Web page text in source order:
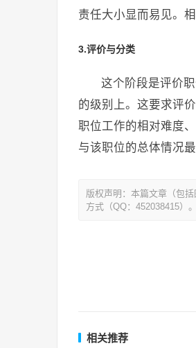
责任大小显而易见。
3.评价与分类
这个阶段是评价
的级别上。这要求评
职位工作的相对难度
与该职位的总体情况
版权声明：本篇文章（包
方式（QQ：452038415）
相关推荐